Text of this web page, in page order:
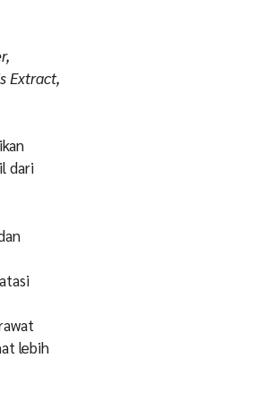
Extract,
dari
lebih